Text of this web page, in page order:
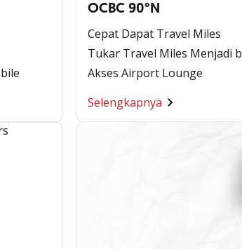
OCBC 90°N
Cepat Dapat Travel Miles
Tukar Travel Miles Menjadi
Akses Airport Lounge
Selengkapnya